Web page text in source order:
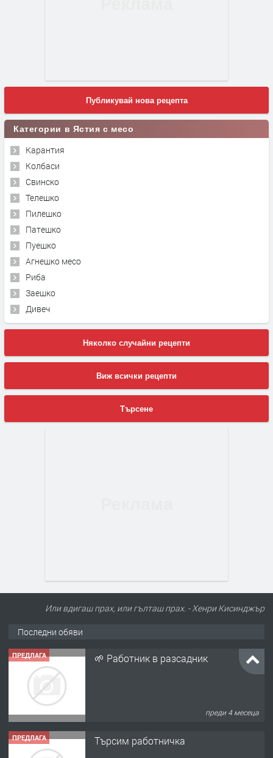
Публикувай нова рецепта
Категории в Ястия с месо
Карантия
Колбаси
Свинско
Телешко
Пилешко
Патешко
Пуешко
Агнешко месо
Риба
Заешко
Дивеч
Няколко случайни рецепти
Виж всички рецепти
Търсене
Или вдигаш прах, или гълташ прах. - Хенри Кисинджър
Последни обяви
ПРЕДЛАГА 🌱 Работник в разсадник
преди 4 месеца
ПРЕДЛАГА Търсим работничка